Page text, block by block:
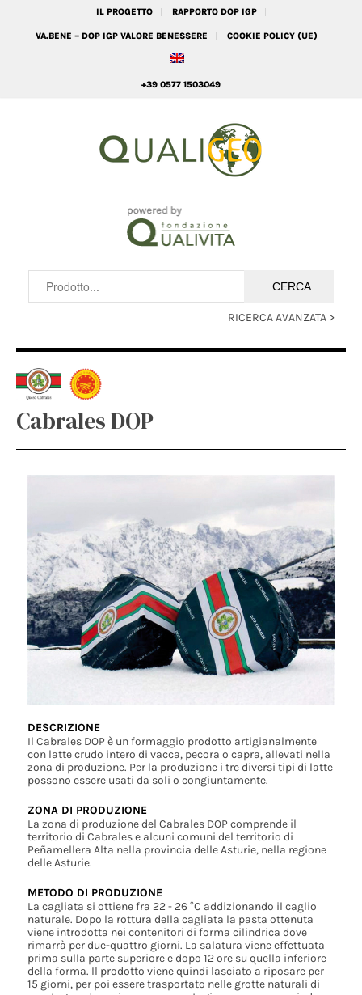
IL PROGETTO RAPPORTO DOP IGP
VA.BENE – DOP IGP VALORE BENESSERE COOKIE POLICY (UE)
+39 0577 1503049
RICERCA AVANZATA >
Cabrales DOP
DESCRIZIONE
Il Cabrales DOP è un formaggio prodotto artigianalmente
con latte crudo intero di vacca, pecora o capra, allevati nella
zona di produzione. Per la produzione i tre diversi tipi di latte
possono essere usati da soli o congiuntamente.
ZONA DI PRODUZIONE
La zona di produzione del Cabrales DOP comprende il
territorio di Cabrales e alcuni comuni del territorio di
Peñamellera Alta nella provincia delle Asturie, nella regione
delle Asturie.
METODO DI PRODUZIONE
La cagliata si ottiene fra 22 - 26 °C addizionando il caglio
naturale. Dopo la rottura della cagliata la pasta ottenuta
viene introdotta nei contenitori di forma cilindrica dove
rimarrà per due-quattro giorni. La salatura viene effettuata
prima sulla parte superiore e dopo 12 ore su quella inferiore
della forma. Il prodotto viene quindi lasciato a riposare per
15 giorni, per poi essere trasportato nelle grotte naturali di